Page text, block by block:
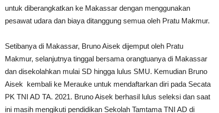
untuk diberangkatkan ke Makassar dengan menggunakan
pesawat udara dan biaya ditanggung semua oleh Pratu Makmur.
Setibanya di Makassar, Bruno Aisek dijemput oleh Pratu
Makmur, selanjutnya tinggal bersama orangtuanya di Makassar
dan disekolahkan mulai SD hingga lulus SMU. Kemudian Bruno
Aisek kembali ke Merauke untuk mendaftarkan diri pada Secata
PK TNI AD TA. 2021. Bruno Aisek berhasil lulus seleksi dan saat
ini masih mengikuti pendidikan Sekolah Tamtama TNI AD di